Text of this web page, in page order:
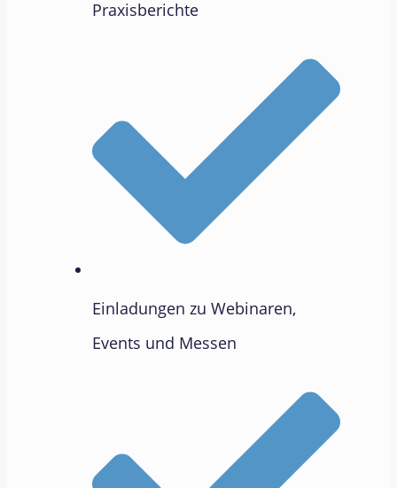
Praxisberichte
Einladungen zu Webinaren,
Events und Messen